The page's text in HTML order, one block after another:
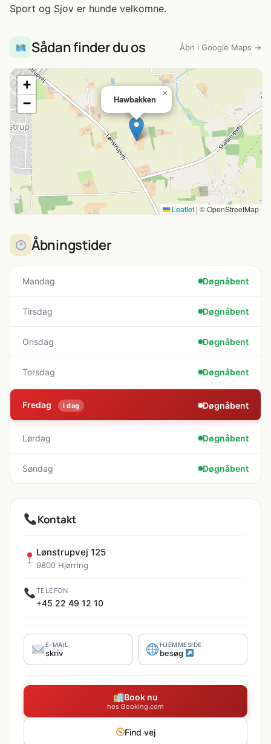
Sport og Sjov er hunde velkomne.
Sådan finder du os Åbn i Google Maps →
Hawbakken
×
+
−
Leaflet | © OpenStreetMap
Åbningstider
Mandag Døgnåbent
Tirsdag Døgnåbent
Onsdag Døgnåbent
Torsdag Døgnåbent
Fredag i dag Døgnåbent
Lørdag Døgnåbent
Søndag Døgnåbent
Kontakt
Lønstrupvej 125
9800 Hjørring
TELEFON
+45 22 49 12 10
E-MAIL
skriv
HJEMMESIDE
besøg
Book nu
hos Booking.com
Find vej